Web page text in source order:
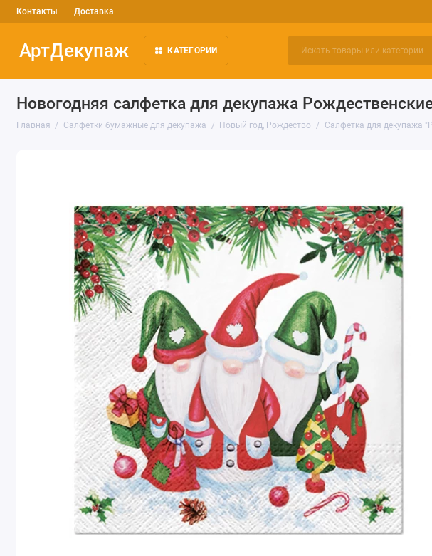
Контакты Доставка
АртДекупаж КАТЕГОРИИ
Новогодняя салфетка для декупажа
Главная Салфетки бумажные для декупажа Новый год, Рождество Салфетка для декупажа